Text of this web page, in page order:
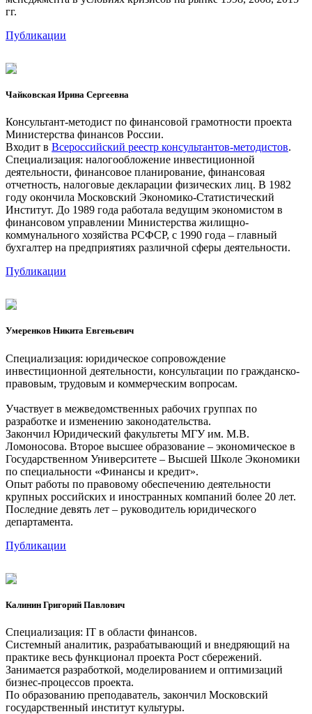
гг.
Публикации
Чайковская Ирина Сергеевна
Консультант-методист по финансовой грамотности проекта
Министерства финансов России.
Входит в Всероссийский реестр консультантов-методистов.
Специализация: налогообложение инвестиционной
деятельности, финансовое планирование, финансовая
отчетность, налоговые декларации физических лиц. В 1982
году окончила Московский Экономико-Статистический
Институт. До 1989 года работала ведущим экономистом в
финансовом управлении Министерства жилищно-
коммунального хозяйства РСФСР, с 1990 года – главный
бухгалтер на предприятиях различной сферы деятельности.
Публикации
Умеренков Никита Евгеньевич
Специализация: юридическое сопровождение
инвестиционной деятельности, консультации по гражданско-
правовым, трудовым и коммерческим вопросам.
Участвует в межведомственных рабочих группах по
разработке и изменению законодательства.
Закончил Юридический факультеты МГУ им. М.В.
Ломоносова. Второе высшее образование – экономическое в
Государственном Университете – Высшей Школе Экономики
по специальности «Финансы и кредит».
Опыт работы по правовому обеспечению деятельности
крупных российских и иностранных компаний более 20 лет.
Последние девять лет – руководитель юридического
департамента.
Публикации
Калинин Григорий Павлович
Специализация: IT в области финансов.
Системный аналитик, разрабатывающий и внедряющий на
практике весь функционал проекта Рост сбережений.
Занимается разработкой, моделированием и оптимизаций
бизнес-процессов проекта.
По образованию преподаватель, закончил Московский
государственный институт культуры.